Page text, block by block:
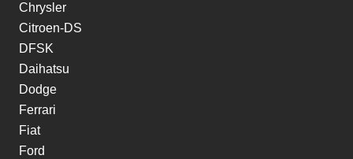
Chrysler
Citroen-DS
DFSK
Daihatsu
Dodge
Ferrari
Fiat
Ford